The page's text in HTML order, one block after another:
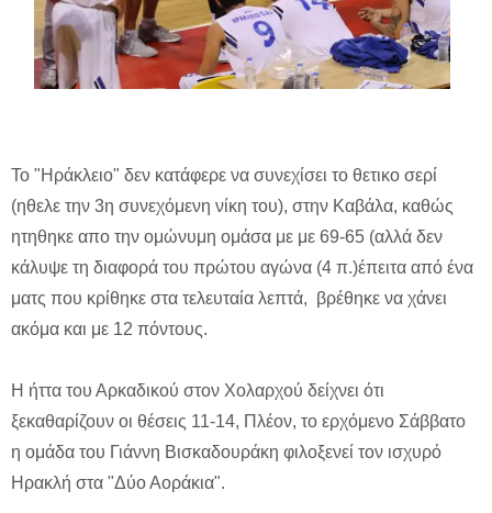
To "Hράκλειο" δεν κατάφερε να συνεχίσει το θετικο σερί
(ηθελε την 3η συνεχόμενη νίκη του), στην Καβάλα, καθώς
ητηθηκε απο την ομώνυμη ομάσα με με 69-65 (αλλά δεν
κάλυψε τη διαφορά του πρώτου αγώνα (4 π.)έπειτα από ένα
ματς που κρίθηκε στα τελευταία λεπτά, βρέθηκε να χάνει
ακόμα και με 12 πόντους.
Η ήττα του Αρκαδικού στον Χολαρχού δείχνει ότι
ξεκαθαρίζουν οι θέσεις 11-14, Πλέον, το ερχόμενο Σάββατο
η ομάδα του Γιάννη Βισκαδουράκη φιλοξενεί τον ισχυρό
Ηρακλή στα "Δύο Αοράκια".